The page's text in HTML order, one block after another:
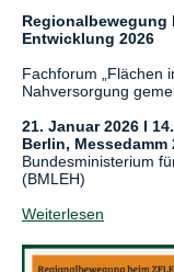
Entwicklung 2026
Fachforum „Flächen
Nahversorgung
21. Januar 2026 l
Berlin,
Bundesministerium
(BMLEH)
Weiterlesen